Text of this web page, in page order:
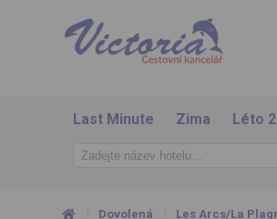
Last Minute Zima Léto
Dovolená Les Arcs/La